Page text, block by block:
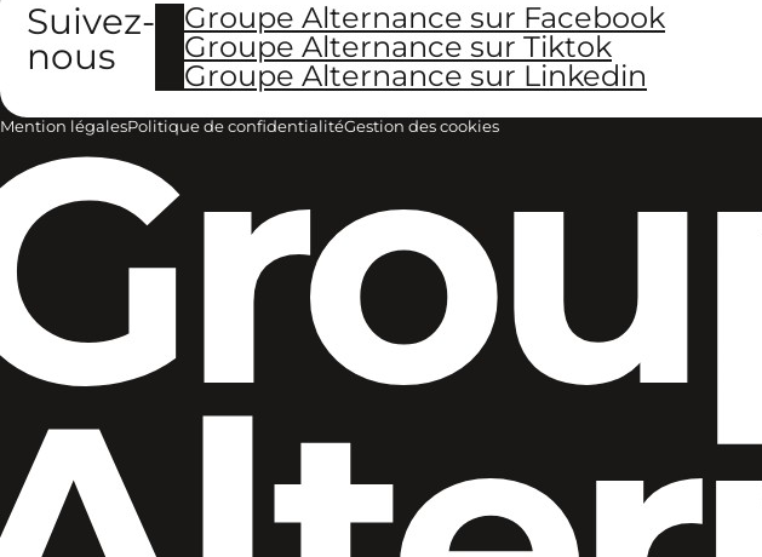
Suivez-
nous
Groupe Alternance sur Facebook
Groupe Alternance sur Tiktok
Groupe Alternance sur Linkedin
Mention légalesPolitique de confidentialitéGestion des cookies